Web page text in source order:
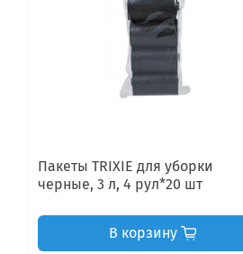
Пакеты TRIXIE для уборки
черные, 3 л, 4 рул*20 шт
В корзину